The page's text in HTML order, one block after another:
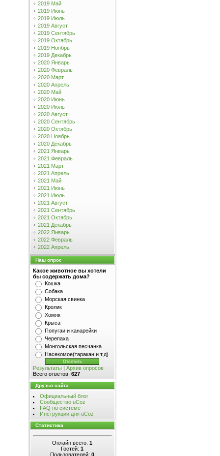
2019 Май
2019 Июнь
2019 Июль
2019 Август
2019 Сентябрь
2019 Октябрь
2019 Ноябрь
2019 Декабрь
2020 Январь
2020 Февраль
2020 Март
2020 Апрель
2020 Май
2020 Июнь
2020 Июль
2020 Август
2020 Сентябрь
2020 Октябрь
2020 Ноябрь
2020 Декабрь
2021 Январь
2021 Февраль
2021 Март
2021 Апрель
2021 Май
2021 Июнь
2021 Июль
2021 Август
2021 Сентябрь
2021 Октябрь
2021 Декабрь
2022 Январь
2022 Февраль
2022 Апрель
Наш опрос
Какое животное вы хотели
бы содержать дома?
Кошка
Собака
Морская свинка
Кролик
Хомяк
Крыса
Попугаи и канарейки
Черепаха
Монгольская песчанка
Насекомое(таракан и т.д)
Результаты| Архив опросов
Всего ответов: 627
Друзья сайта
Официальный блог
Сообщество uCoz
FAQ по системе
Инструкции для uCoz
Статистика
Онлайн всего: 1
Гостей: 1
Пользователей: 0